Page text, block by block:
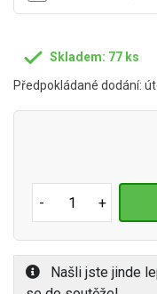
Skladem: 77 ks
Předpokládané dodání:
- +
Našli jste jinde